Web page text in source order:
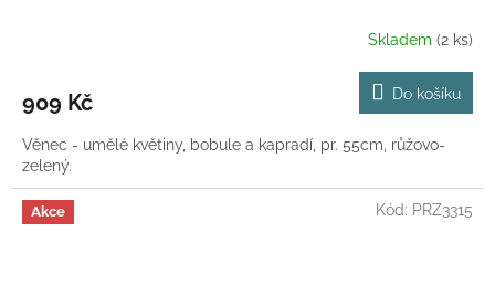
Skladem (2 ks)
909 Kč Do košíku
Věnec - umělé květiny, bobule a kapradí, pr. 55cm, růžovo-
zelený.
Akce Kód: PRZ3315